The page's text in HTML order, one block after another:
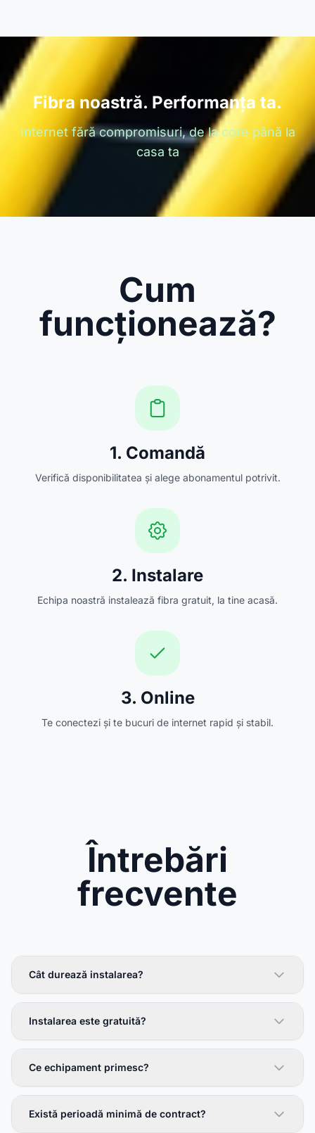
Fibra noastră. Performanța ta.
Internet fără compromisuri, de la core până la
casa ta
Cum
funcționează?
1. Comandă
Verifică disponibilitatea și alege abonamentul potrivit.
2. Instalare
Echipa noastră instalează fibra gratuit, la tine acasă.
3. Online
Te conectezi și te bucuri de internet rapid și stabil.
Întrebări
frecvente
Cât durează instalarea?
Instalarea este gratuită?
Ce echipament primesc?
Există perioadă minimă de contract?